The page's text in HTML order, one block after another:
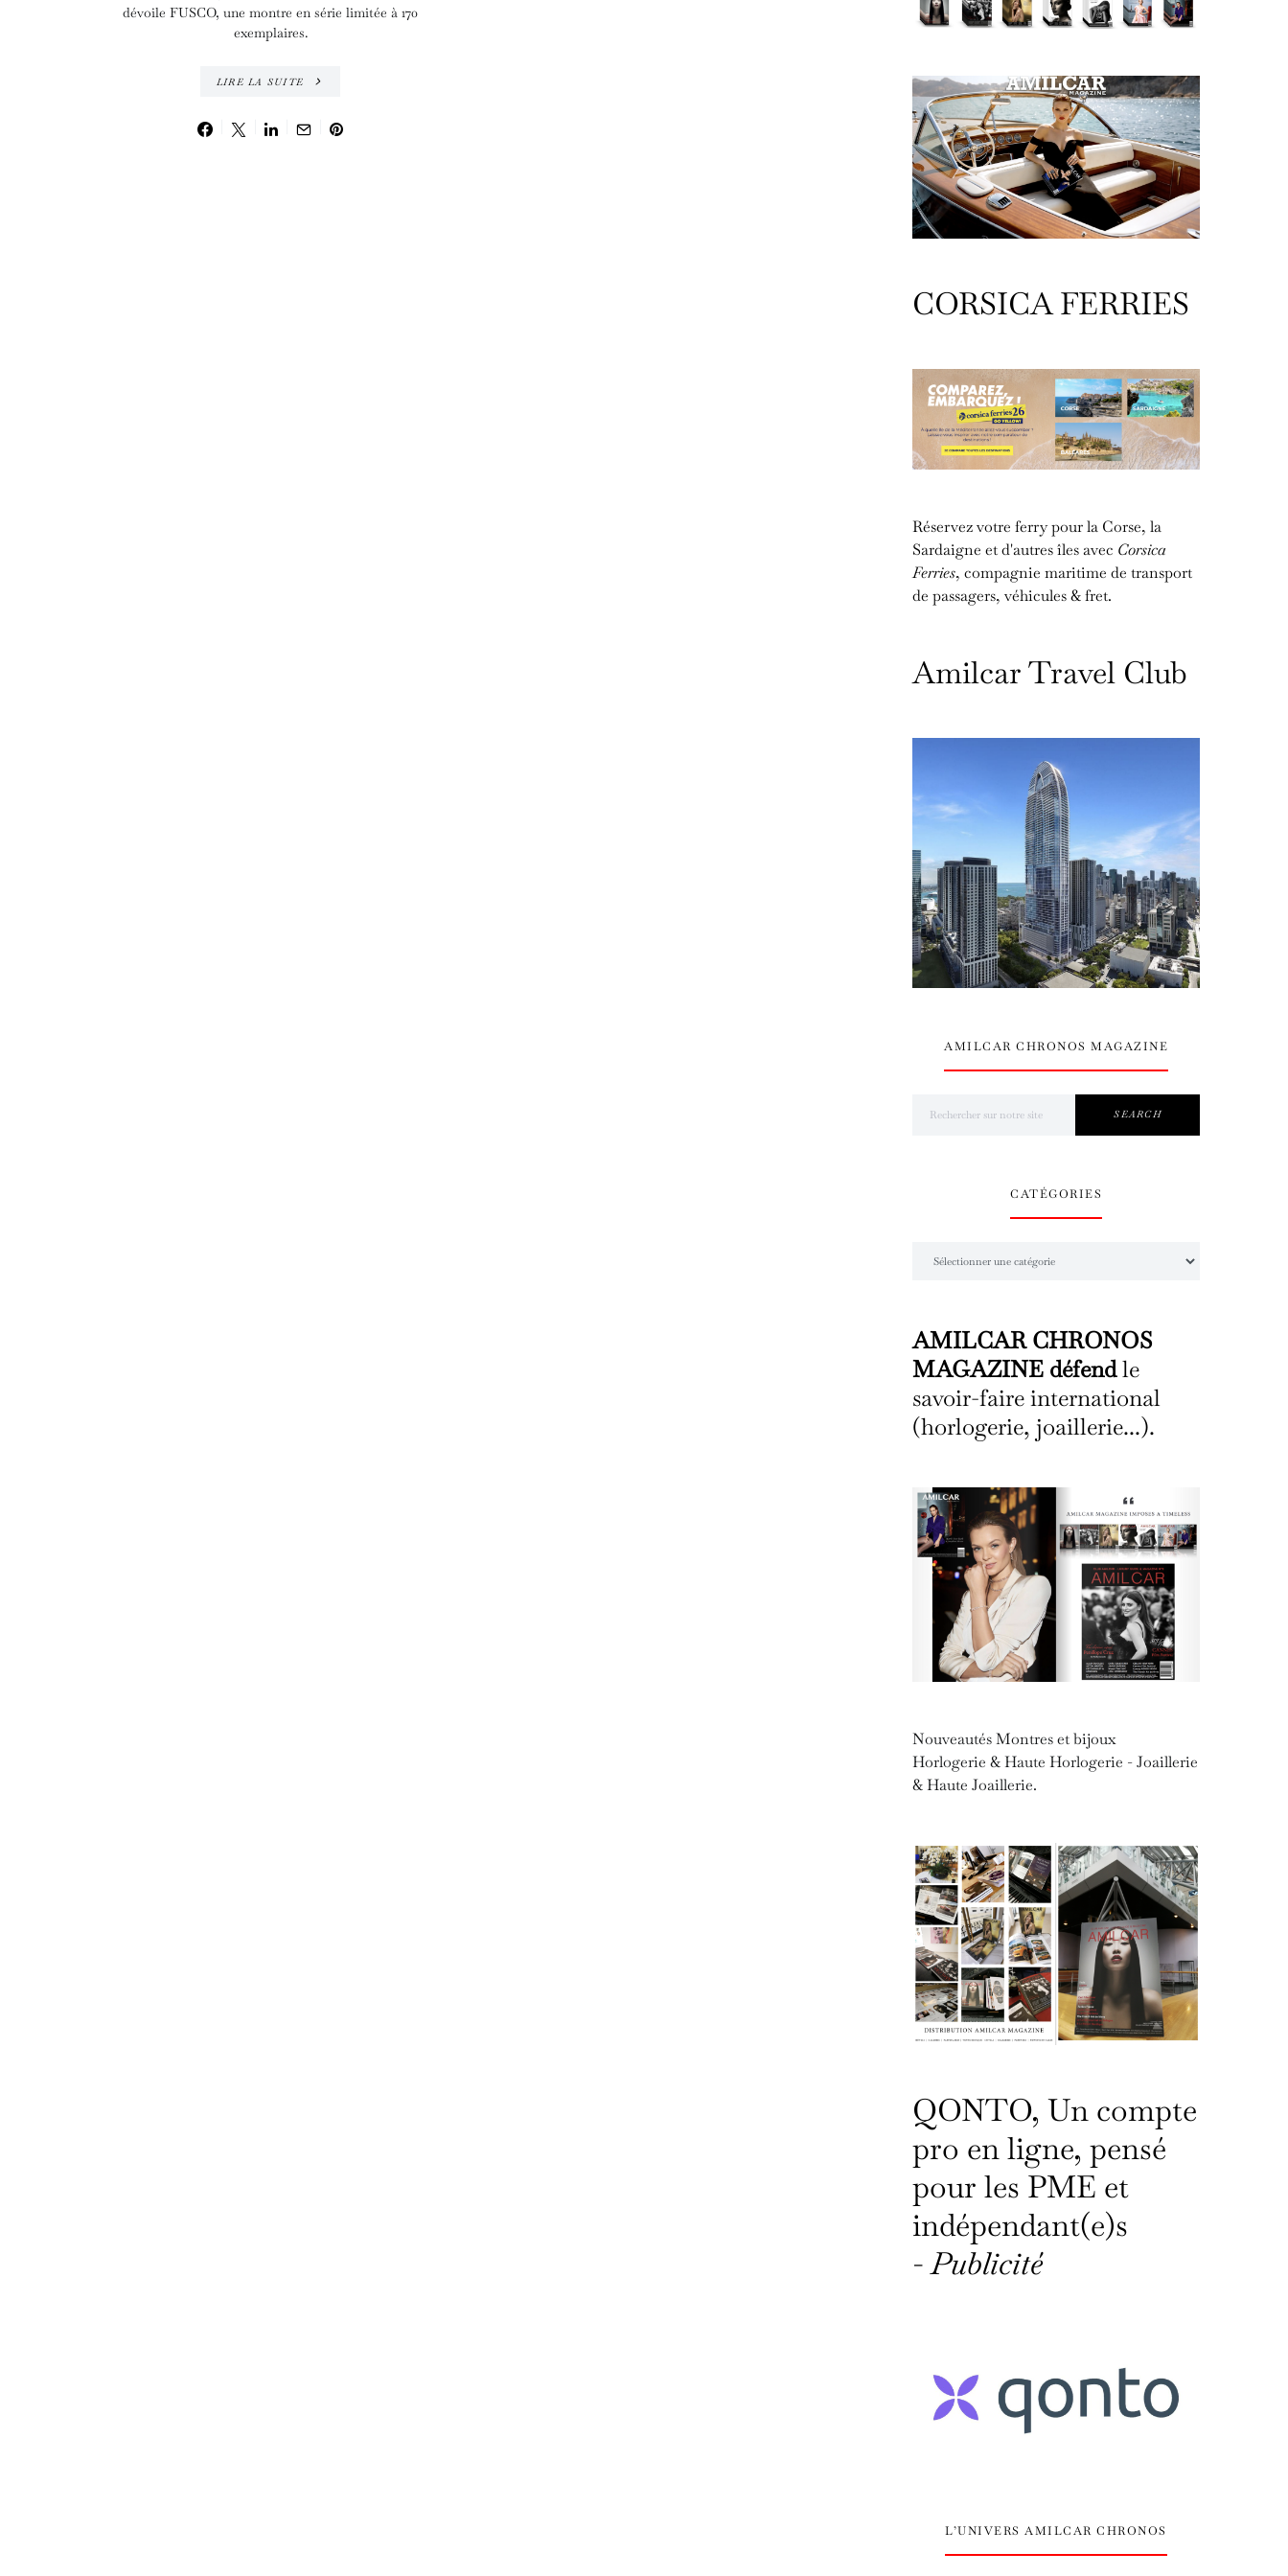
dévoile FUSCO, une montre en série limitée à 170
exemplaires.
LIRE LA SUITE
CORSICA FERRIES
Réservez votre ferry pour la Corse, la
Sardaigne et d'autres îles avec Corsica
Ferries, compagnie maritime de transport
de passagers, véhicules & fret.
Amilcar Travel Club
AMILCAR CHRONOS MAGAZINE
SEARCH
CATÉGORIES
AMILCAR CHRONOS
MAGAZINE défendle
savoir-faire international
(horlogerie, joaillerie...).
Nouveautés Montres et bijoux
Horlogerie & Haute Horlogerie - Joaillerie
& Haute Joaillerie.
QONTO, Un compte
pro en ligne, pensé
pour les PME et
indépendant(e)s
-Publicité
L’UNIVERS AMILCAR CHRONOS